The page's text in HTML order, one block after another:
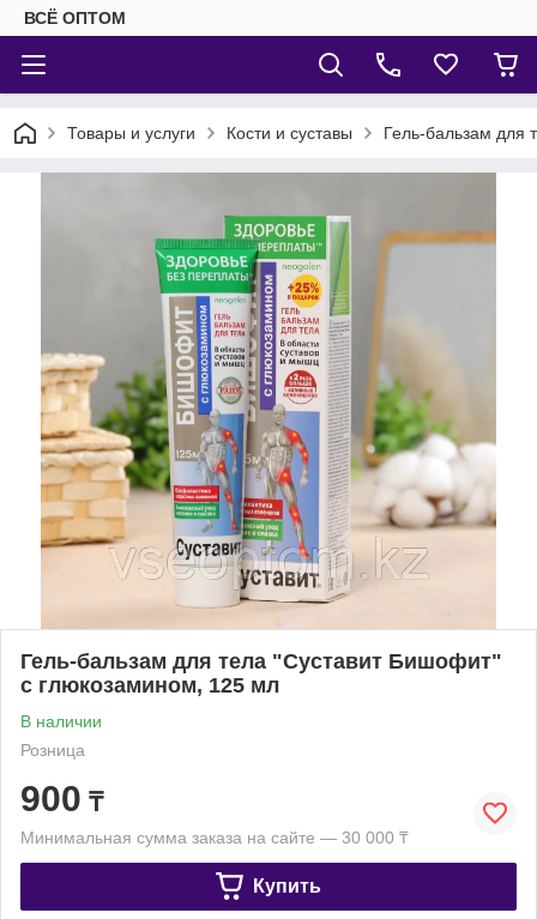
ВСЁ ОПТОМ
Товары и услуги Кости и суставы Гель-бальзам для
Гель-бальзам для тела "Суставит Бишофит"
с глюкозамином, 125 мл
В наличии
Розница
900 ₸
Минимальная сумма заказа на сайте — 30 000 ₸
Купить